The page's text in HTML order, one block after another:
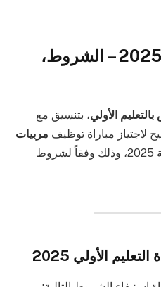
مباراة التعليم الأولي 2025 – الشروط،
الأولي، بتنسيق مع
لاجتياز مباراة توظيف مربيات
برسم سنة 2025، وذلك وفقاً لشروط
الأولي 2025